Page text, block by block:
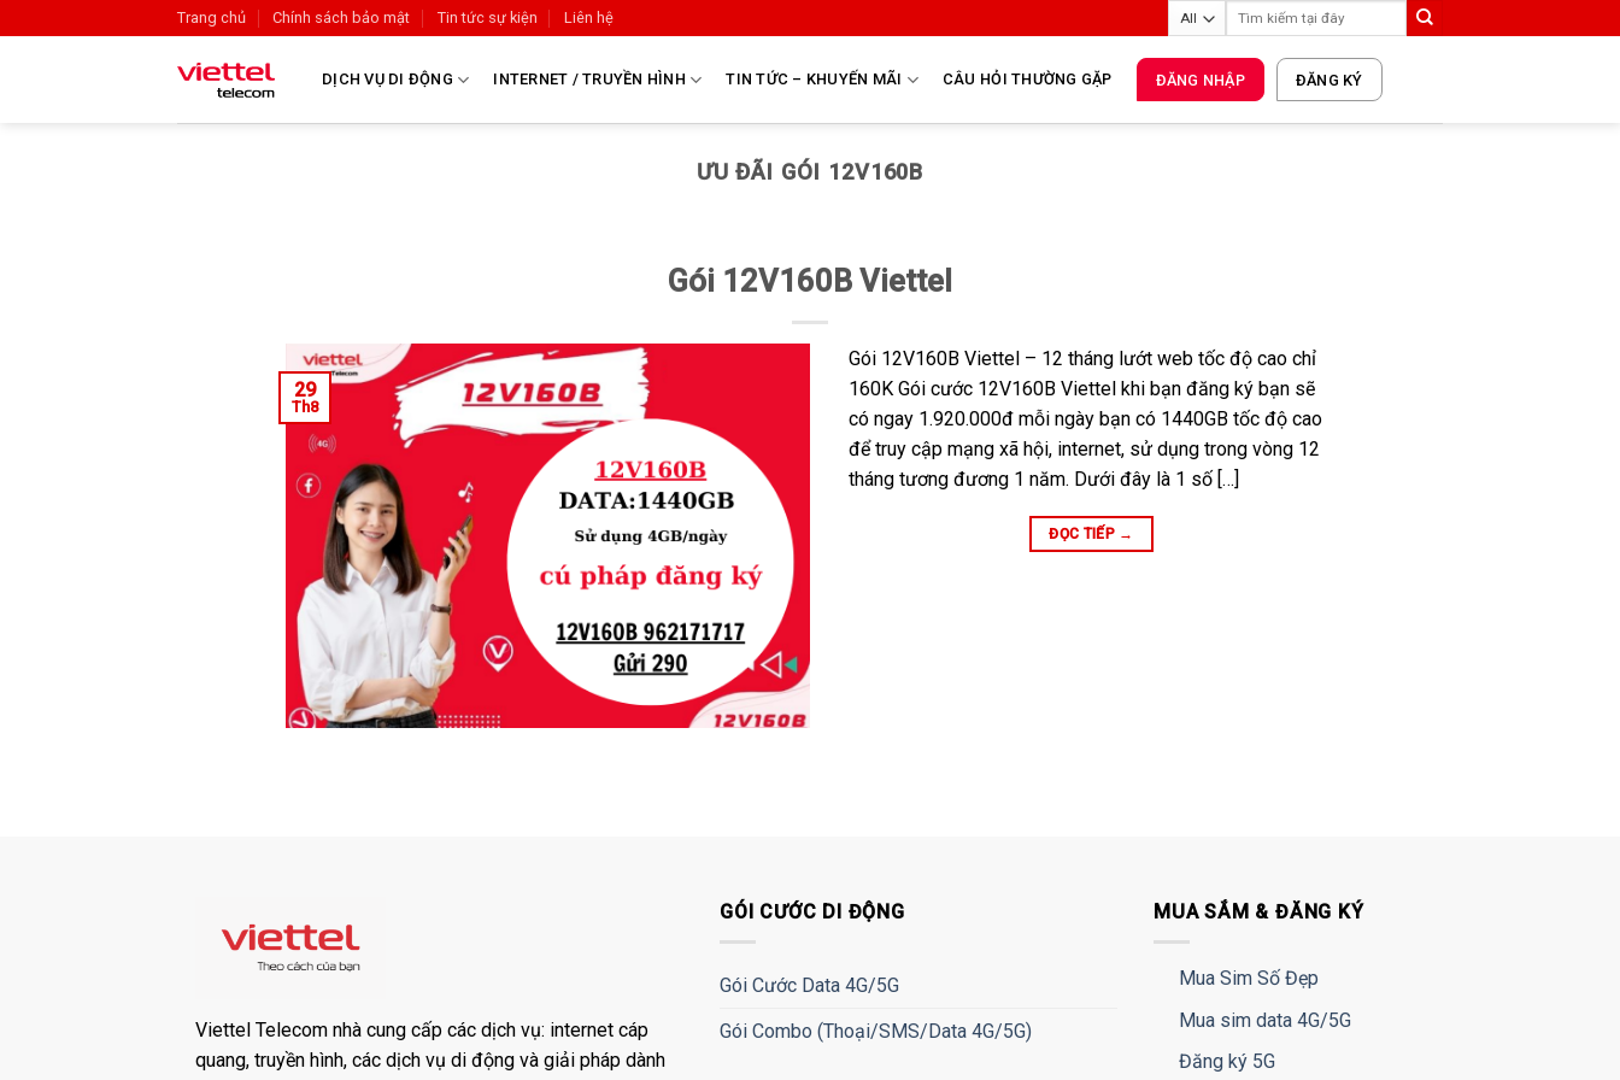
Trang chủ Chính sách bảo mật Tin tức sự kiện Liên hệ
DỊCH VỤ DI ĐỘNG INTERNET / TRUYỀN HÌNH TIN TỨC – KHUYẾN MÃI CÂU HỎI THƯỜNG GẶP ĐĂNG NHẬP ĐĂNG KÝ
ƯU ĐÃI GÓI 12V160B
Gói 12V160B Viettel
29
Th8
Gói 12V160B Viettel – 12 tháng lướt web tốc độ cao chỉ
160K Gói cước 12V160B Viettel khi bạn đăng ký bạn sẽ
có ngay 1.920.000đ mỗi ngày bạn có 1440GB tốc độ cao
để truy cập mạng xã hội, internet, sử dụng trong vòng 12
tháng tương đương 1 năm. Dưới đây là 1 số […]
ĐỌC TIẾP →
Viettel Telecom nhà cung cấp các dịch vụ: internet cáp
quang, truyền hình, các dịch vụ di động và giải pháp dành
GÓI CƯỚC DI ĐỘNG
Gói Cước Data 4G/5G
Gói Combo (Thoại/SMS/Data 4G/5G)
MUA SẮM & ĐĂNG KÝ
Mua Sim Số Đẹp
Mua sim data 4G/5G
Đăng ký 5G